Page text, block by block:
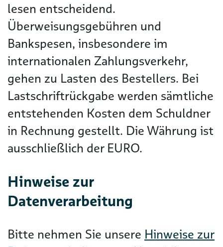
lesen entscheidend.
Überweisungsgebühren und
Bankspesen, insbesondere im
internationalen Zahlungsverkehr,
gehen zu Lasten des Bestellers. Bei
Lastschriftrückgabe werden sämtliche
entstehenden Kosten dem Schuldner
in Rechnung gestellt. Die Währung ist
ausschließlich der EURO.
Hinweise zur
Datenverarbeitung
Bitte nehmen Sie unsere Hinweise zur